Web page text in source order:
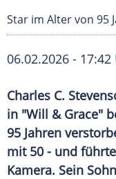
Star im Alter von 95
06.02.2026 - 17:42
Charles C.
in "Will & Grace"
95 Jahren
mit 50 - und
Kamera. Sein